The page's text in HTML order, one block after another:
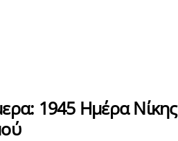
1945 Ημέρα Νίκης